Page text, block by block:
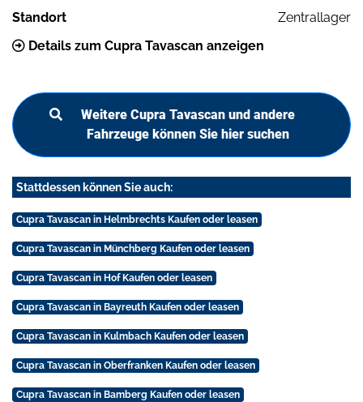
Standort
Zentrallager
Details zum Cupra Tavascan anzeigen
Weitere Cupra Tavascan und andere
Fahrzeuge können Sie hier suchen
Stattdessen können Sie auch:
Cupra Tavascan in Helmbrechts Kaufen oder leasen
Cupra Tavascan in Münchberg Kaufen oder leasen
Cupra Tavascan in Hof Kaufen oder leasen
Cupra Tavascan in Bayreuth Kaufen oder leasen
Cupra Tavascan in Kulmbach Kaufen oder leasen
Cupra Tavascan in Oberfranken Kaufen oder leasen
Cupra Tavascan in Bamberg Kaufen oder leasen